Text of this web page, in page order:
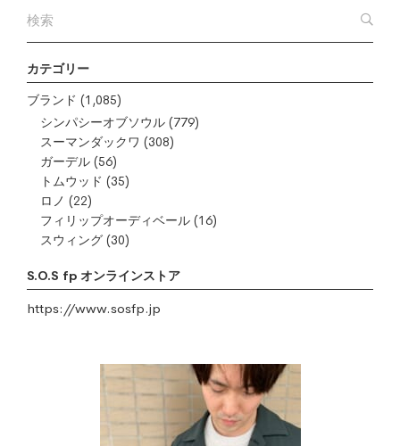
カテゴリー
ブランド (1,085)
シンパシーオブソウル (779)
スーマンダックワ (308)
ガーデル (56)
トムウッド (35)
ロノ (22)
フィリップオーディベール (16)
スウィング (30)
S.O.S fp オンラインストア
https://www.sosfp.jp